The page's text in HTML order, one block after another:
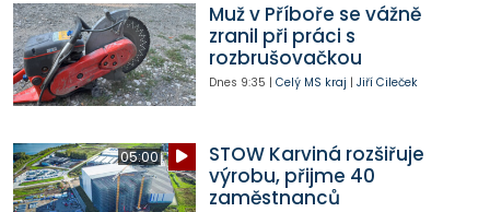
Muž v Příboře se vážně
zranil při práci s
rozbrušovačkou
Dnes 9:35 | Celý MS kraj | Jiří Cileček
05:00
STOW Karviná rozšiřuje
výrobu, přijme 40
zaměstnanců